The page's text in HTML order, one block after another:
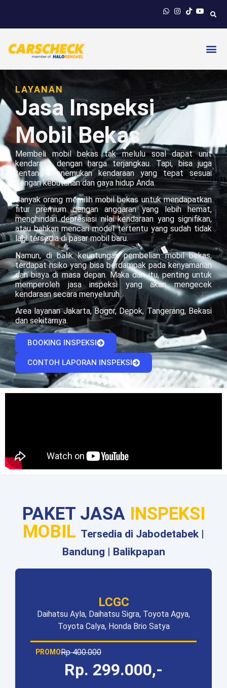
LAYANAN
Jasa Inspeksi
Mobil Bekas
Membeli mobil bekas tak melulu soal dapat unit
kendaraan dengan harga terjangkau. Tapi, bisa juga
tentang menemukan kendaraan yang tepat sesuai
dengan kebutuhan dan gaya hidup Anda.
Banyak orang memilih mobil bekas untuk mendapatkan
fitur premium dengan anggaran yang lebih hemat,
menghindari depresiasi nilai kendaraan yang signifikan,
atau bahkan mencari model tertentu yang sudah tidak
lagi tersedia di pasar mobil baru.
Namun, di balik keuntungan pembelian mobil bekas,
terdapat risiko yang bisa berdampak pada kenyamanan
dan biaya di masa depan. Maka dari itu, penting untuk
memperoleh jasa inspeksi yang akan mengecek
kendaraan secara menyeluruh.
Area layanan Jakarta, Bogor, Depok, Tangerang, Bekasi
dan sekitarnya.
BOOKING INSPEKSI
CONTOH LAPORAN INSPEKSI
PAKET JASA INSPEKSI
MOBIL Tersedia di Jabodetabek |
Bandung | Balikpapan
LCGC
Daihatsu Ayla, Daihatsu Sigra, Toyota Agya,
Toyota Calya, Honda Brio Satya
PROMORp 400.000
Rp. 299.000,-